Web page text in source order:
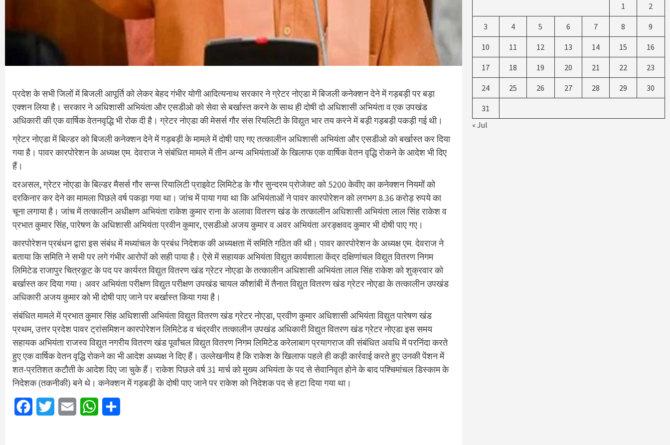
प्रदेश के सभी जिलों में बिजली आपूर्ति को लेकर बेहद गंभीर योगी आदित्यनाथ सरकार ने ग्रेटर नोएडा में बिजली कनेक्शन देने में गड़बड़ी पर बड़ा
एक्शन लिया है। सरकार ने अधिशासी अभियंता और एसडीओ को सेवा से बर्खास्त करने के साथ ही दोषी दो अधिशासी अभियंता व एक उपखंड
अधिकारी की एक वार्षिक वेतनवृद्धि भी रोक दी है। ग्रेटर नोएडा की मेसर्स गौर संस रियलिटी के विद्युत भार तय करने में बड़ी गड़बड़ी पकड़ी गई थी।
ग्रेटर नोएडा में बिल्डर को बिजली कनेक्शन देने में गड़बड़ी के मामले में दोषी पाए गए तत्कालीन अधिशासी अभियंता और एसडीओ को बर्खास्त कर दिया
गया है। पावर कारपोरेशन के अध्यक्ष एम. देवराज ने संबंधित मामले में तीन अन्य अभियंताओं के खिलाफ एक वार्षिक वेतन वृद्धि रोकने के आदेश भी दिए
हैं।
दरअसल, ग्रेटर नोएडा के बिल्डर मैसर्स गौर सन्स रियालिटी प्राइवेट लिमिटेड के गौर सुन्दरम प्रोजेक्ट को 5200 केवीए का कनेक्शन नियमों को
दरकिनार कर देने का मामला पिछले वर्ष पकड़ा गया था। जांच में पाया गया था कि अभियंताओं ने पावर कारपोरेशन को लगभग 8.36 करोड़ रुपये का
चूना लगाया है। जांच में तत्कालीन अधीक्षण अभियंता राकेश कुमार राना के अलावा वितरण खंड के तत्कालीन अधिशासी अभियंता लाल सिंह राकेश व
प्रभात कुमार सिंह, पारेषण के अधिशासी अभियंता प्रवीन कुमार, एसडीओ अजय कुमार व अवर अभियंता अरङ्क्षवद कुमार भी दोषी पाए गए।
कारपोरेशन प्रबंधन द्वारा इस संबंध में मध्यांचल के प्रबंध निदेशक की अध्यक्षता में समिति गठित की थी। पावर कारपोरेशन के अध्यक्ष एम. देवराज ने
बताया कि समिति ने सभी पर लगे गंभीर आरोपों को सही पाया है। ऐसे में सहायक अभियंता विद्युत कार्यशाला केंद्र दक्षिणांचल विद्युत वितरण निगम
लिमिटेड राजापुर चित्रकूट के पद पर कार्यरत विद्युत वितरण खंड ग्रेटर नोएडा के तत्कालीन अधिशासी अभियंता लाल सिंह राकेश को शुक्रवार को
बर्खास्त कर दिया गया। अवर अभियंता परीक्षण विद्युत परीक्षण उपखंड चायल कौशांबी में तैनात विद्युत वितरण खंड ग्रेटर नोएडा के तत्कालीन उपखंड
अधिकारी अजय कुमार को भी दोषी पाए जाने पर बर्खास्त किया गया है।
संबंधित मामले में प्रभात कुमार सिंह अधिशासी अभियंता विद्युत वितरण खंड ग्रेटर नोएडा, प्रवीण कुमार अधिशासी अभियंता विद्युत पारेषण खंड
प्रथम, उत्तर प्रदेश पावर ट्रांसमिशन कारपोरेशन लिमिटेड व चंद्रवीर तत्कालीन उपखंड अधिकारी विद्युत वितरण खंड ग्रेटर नोएडा इस समय
सहायक अभियंता राजस्व विद्युत नगरीय वितरण खंड पूर्वांचल विद्युत वितरण निगम लिमिटेड करेलाबाग प्रयागराज की संबंधित अवधि में परनिंदा करते
हुए एक वार्षिक वेतन वृद्धि रोकने का भी आदेश अध्यक्ष ने दिए हैं। उल्लेखनीय है कि राकेश के खिलाफ पहले ही कड़ी कार्रवाई करते हुए उनकी पेंशन में
शत-प्रतिशत कटौती के आदेश दिए जा चुके हैं। राकेश पिछले वर्ष 31 मार्च को मुख्य अभियंता के पद से सेवानिवृत होने के बाद पश्चिमांचल डिस्काम के
निदेशक (तकनीकी) बने थे। कनेक्शन में गड़बड़ी के दोषी पाए जाने पर राकेश को निदेशक पद से हटा दिया गया था।
FacebookTwitter Email WhatsApp
1 2
3 4 5 6 7 8 9
10 11 12 13 14 15 16
17 18 19 20 21 22 23
24 25 26 27 28 29 30
31
« Jul